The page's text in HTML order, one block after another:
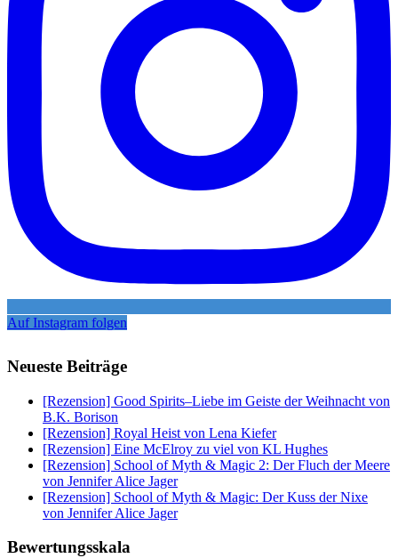
Auf Instagram folgen
Neueste Beiträge
[Rezension] Good Spirits–Liebe im Geiste der Weihnacht von
B.K. Borison
[Rezension] Royal Heist von Lena Kiefer
[Rezension] Eine McElroy zu viel von KL Hughes
[Rezension] School of Myth & Magic 2: Der Fluch der Meere
von Jennifer Alice Jager
[Rezension] School of Myth & Magic: Der Kuss der Nixe
von Jennifer Alice Jager
Bewertungsskala